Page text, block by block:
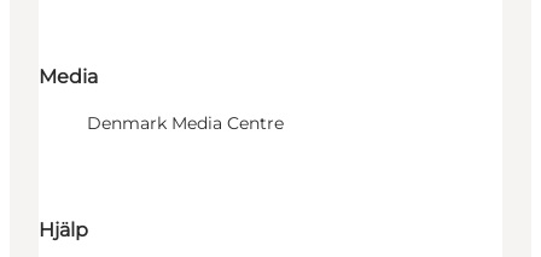
Media
Denmark Media Centre
Hjälp